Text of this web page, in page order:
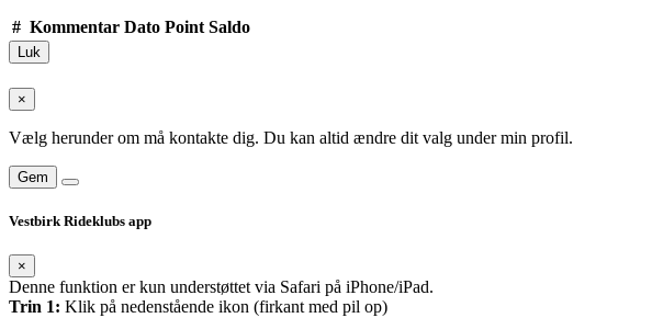
# Kommentar Dato Point Saldo
Luk
×
Vælg herunder om må kontakte dig. Du kan altid ændre dit valg under min profil.
Gem
Vestbirk Rideklubs app
×
Denne funktion er kun understøttet via Safari på iPhone/iPad.
Trin 1: Klik på nedenstående ikon (firkant med pil op)